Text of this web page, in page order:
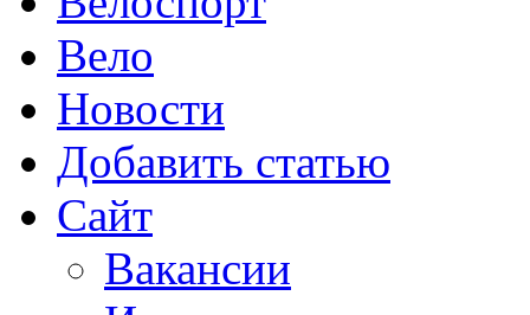
Вело
Новости
Добавить статью
Сайт
Вакансии